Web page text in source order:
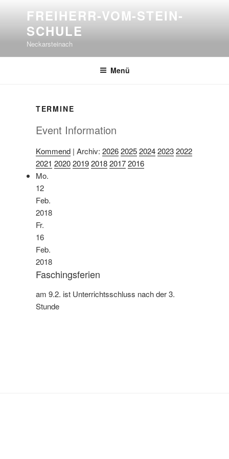
springen
FREIHERR-VOM-STEIN-
SCHULE
Neckarsteinach
Menü
TERMINE
Event Information
Kommend| Archiv: 2026 2025 2024 2023 2022
2021 2020 2019 2018 2017 2016
Mo.
12
Feb.
2018
Fr.
16
Feb.
2018
Faschingsferien
am 9.2. ist Unterrichtsschluss nach der 3.
Stunde